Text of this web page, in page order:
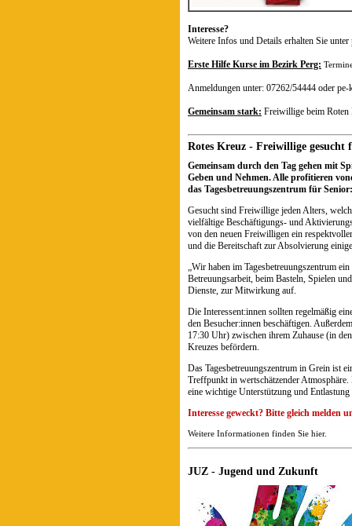
Interesse?
Weitere Infos und Details erhalten Sie
Erste Hilfe Kurse im Bezirk Perg:
Anmeldungen unter: 07262/54444 oder
Gemeinsam stark: Freiwillige beim
Rotes Kreuz - Freiwillige gesucht
Gemeinsam durch den Tag gehen mit
Geben und Nehmen. Alle profitieren
das Tagesbetreuungszentrum für
Gesucht sind Freiwillige jeden Alters,
vielfältige Beschäftigungs- und
von den neuen Freiwilligen ein
und die Bereitschaft zur Absolvierung
„Wir haben im Tagesbetreuungszentrum
Betreuungsarbeit, beim Basteln, Spielen
Dienste, zur Mitwirkung auf.
Die Interessent:innen sollten regelmäßig
den Besucher:innen beschäftigen.
17:30 Uhr) zwischen ihrem Zuhause (in
Kreuzes befördern.
Das Tagesbetreuungszentrum in Grein ist
Treffpunkt in wertschätzender
eine wichtige Unterstützung und
Interesse geweckt? Bitte gleich melden
Weitere Informationen finden Sie hier.
JUZ - Jugend und Zukunft